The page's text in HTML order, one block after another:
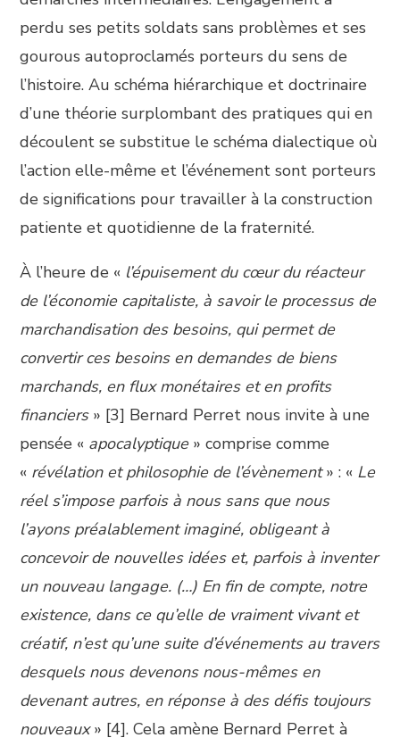
perdu ses petits soldats sans problèmes et ses
gourous autoproclamés porteurs du sens de
l’histoire. Au schéma hiérarchique et doctrinaire
d’une théorie surplombant des pratiques qui en
découlent se substitue le schéma dialectique où
l’action elle-même et l’événement sont porteurs
de significations pour travailler à la construction
patiente et quotidienne de la fraternité.
À l’heure de « l’épuisement du cœur du réacteur
de l’économie capitaliste, à savoir le processus de
marchandisation des besoins, qui permet de
convertir ces besoins en demandes de biens
marchands, en flux monétaires et en profits
financiers » [3] Bernard Perret nous invite à une
pensée « apocalyptique» comprise comme
« révélation et philosophie de l’évènement» : « Le
réel s’impose parfois à nous sans que nous
l’ayons préalablement imaginé, obligeant à
concevoir de nouvelles idées et, parfois à inventer
un nouveau langage. (…) En fin de compte, notre
existence, dans ce qu’elle de vraiment vivant et
créatif, n’est qu’une suite d’événements au travers
desquels nous devenons nous-mêmes en
devenant autres, en réponse à des défis toujours
nouveaux» [4]. Cela amène Bernard Perret à